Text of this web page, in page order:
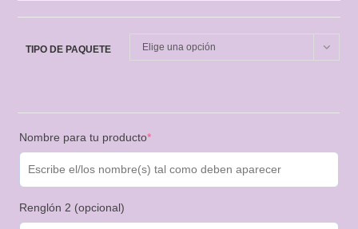
TIPO DE PAQUETE Elige una opción
Nombre para tu producto*
Renglón 2 (opcional)